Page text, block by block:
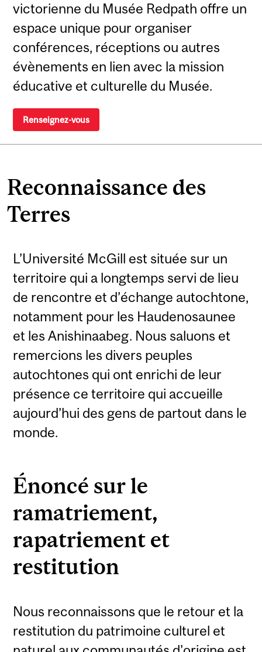
victorienne du Musée Redpath offre un
espace unique pour organiser
conférences, réceptions ou autres
évènements en lien avec la mission
éducative et culturelle du Musée.
Renseignez-vous
Reconnaissance des
Terres
L’Université McGill est située sur un
territoire qui a longtemps servi de lieu
de rencontre et d’échange autochtone,
notamment pour les Haudenosaunee
et les Anishinaabeg. Nous saluons et
remercions les divers peuples
autochtones qui ont enrichi de leur
présence ce territoire qui accueille
aujourd’hui des gens de partout dans le
monde.
Énoncé sur le
ramatriement,
rapatriement et
restitution
Nous reconnaissons que le retour et la
restitution du patrimoine culturel et